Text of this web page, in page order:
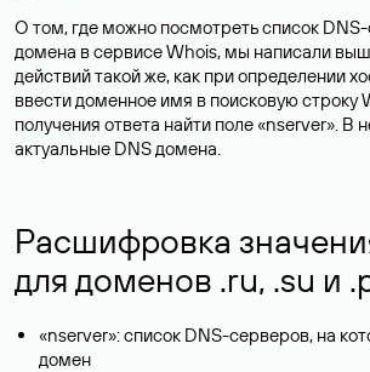
О том, где можно посмотреть список
домена в сервисе Whois, мы написали
действий такой же, как при определении
ввести доменное имя в поисковую строку
получения ответа найти поле «nserver». В
актуальные DNS домена.
Расшифровка
для доменов .ru, .su и
«nserver»: список DNS-серверов, на
домен